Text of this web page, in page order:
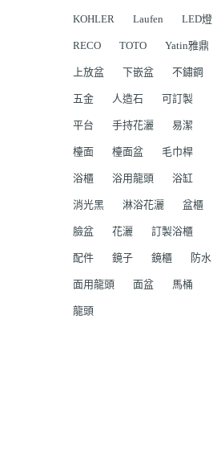
KOHLER Laufen LED燈
RECO TOTO Yatin雅鼎
上放盆 下嵌盆 不鏽鋼
五金 人造石 可訂製
平台 手持花灑 易潔
檯面 檯面盆 毛巾桿
浴櫃 浴用龍頭 浴缸
消光黑 淋浴花灑 盆櫃
臉盆 花灑 訂製浴櫃
配件 鏡子 鏡櫃 防水
面用龍頭 面盆 馬桶
龍頭